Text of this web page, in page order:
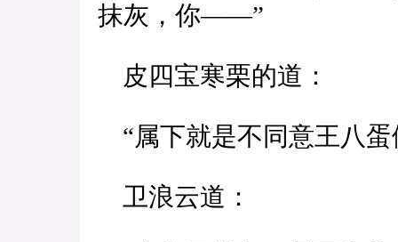
抹灰，你——”
皮四宝寒栗的道：
“属下就是不同意王八
卫浪云道：